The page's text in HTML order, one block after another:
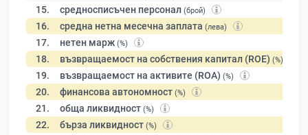
15. средносписъчен персонал (брой)
16. средна нетна месечна заплата (лева)
17. нетен марж (%)
18. възвращаемост на собствения капитал (ROE) (%)
19. възвращаемост на активите (ROA) (%)
20. финансова автономност (%)
21. обща ликвидност (%)
22. бърза ликвидност (%)